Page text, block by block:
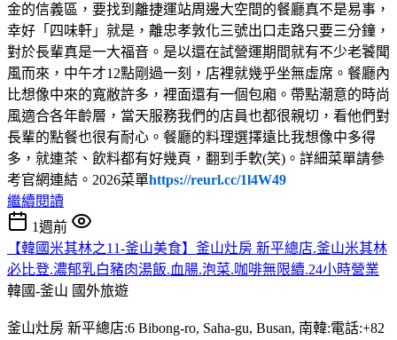
金的信義區，要找到離捷運站周邊大空間的餐廳真不是易事，
幸好「四味軒」就是，離忠孝敦化三號出口走路只要三分鐘，
對於長輩真是一大福音。是以還在試營運期間就有不少老饕聞
風而來，中午才12點剛過一刻，店裡就幾乎坐無虛席。餐廳內
比想像中來的寬敝許多，裡面還有一個包廂。帶點潮意的時尚
風適合各年齡層，當天服務我們的店員也都很親切，看他們對
長輩的點餐也很有耐心。餐廳的料理選擇遠比我想像中多得
多，就連茶、飲料都有好幾頁，翻到手軟(笑)。詳細菜單請參
考官網連結。2026菜單https://reurl.cc/1l4W49
繼續閱讀
1週前
【韓國米其林之11-釜山美食】釜山灶房 新平總店.釜山米其林
必比登.濃郁乳白豬肉湯飯.血腸.泡菜.咖啡無限續.24小時營業
韓國-釜山 國外旅遊
釜山灶房 新平總店:6 Bibong-ro, Saha-gu, Busan, 南韓:電話:+82